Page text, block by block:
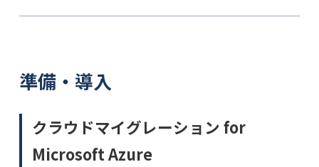
準備・導入
クラウドマイグレーション for
Microsoft Azure